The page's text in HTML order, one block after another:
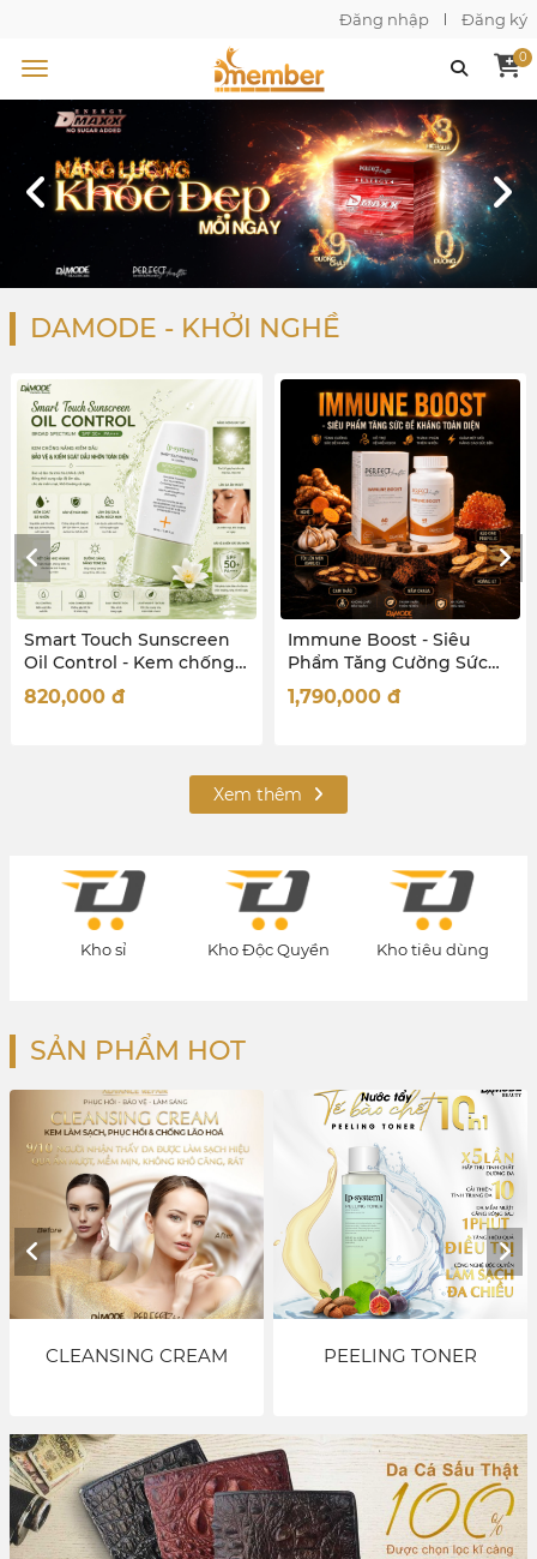
Đăng nhập Đăng ký
0
DAMODE - KHỞI NGHỀ
Immune Boost - Siêu
Phẩm Tăng Cường Sức
Đề Kháng Toàn Diện
1,790,000đ
Micellar Water Oil Control
- Tẩy trang Da dầu, mụn,
hỗn hợp
714,000đ
Xem thêm
Kho Độc Quyền Kho tiêu dùng Kho quà tặng
SẢN PHẨM HOT
PEELING TONER DMaxx Energy Fomula